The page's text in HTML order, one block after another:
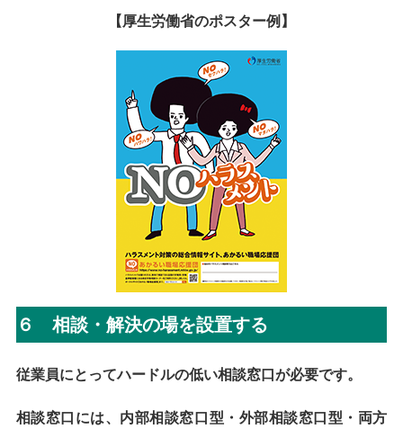
【厚生労働省のポスター例】
６ 相談・解決の場を設置する
従業員にとってハードルの低い相談窓口が必要です。
相談窓口には、内部相談窓口型・外部相談窓口型・両方